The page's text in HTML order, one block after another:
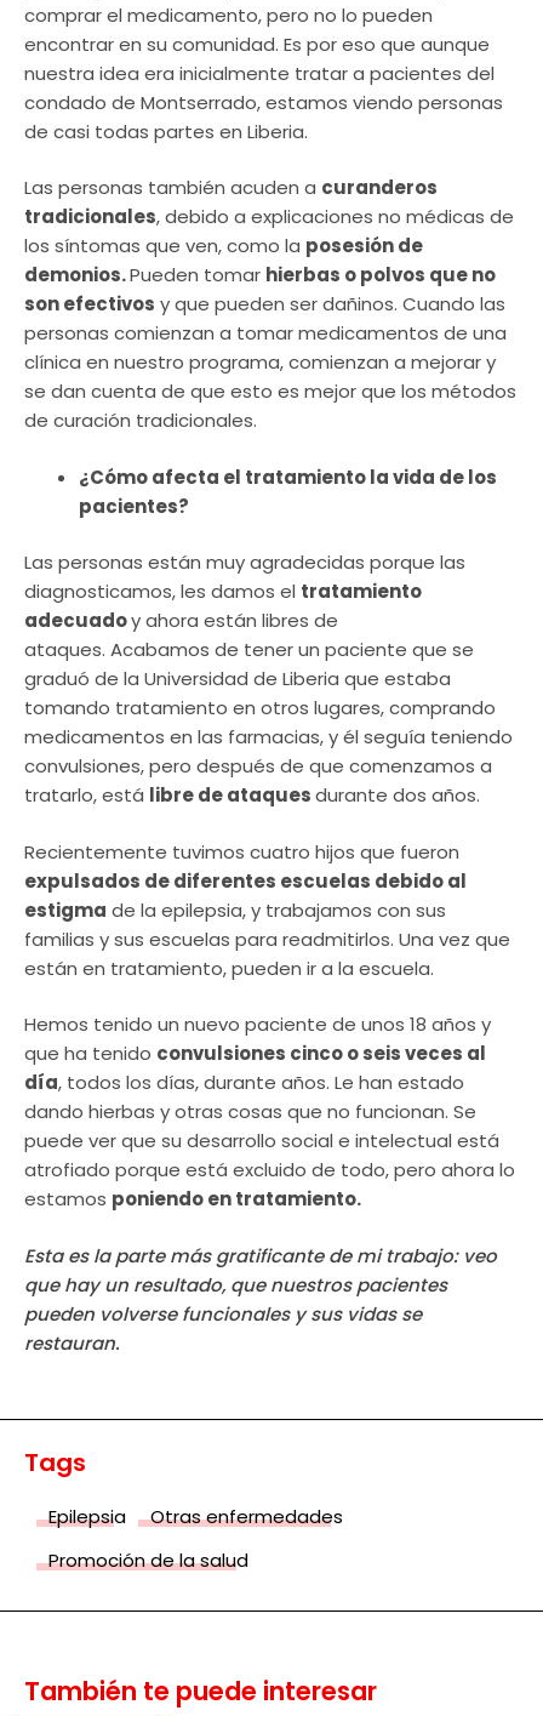
comprar el medicamento, pero no lo pueden
encontrar en su comunidad. Es por eso que aunque
nuestra idea era inicialmente tratar a pacientes del
condado de Montserrado, estamos viendo personas
de casi todas partes en Liberia.
Las personas también acuden a curanderos
tradicionales, debido a explicaciones no médicas de
los síntomas que ven, como la posesión de
demonios.Pueden tomar hierbas o polvos que no
son efectivos y que pueden ser dañinos. Cuando las
personas comienzan a tomar medicamentos de una
clínica en nuestro programa, comienzan a mejorar y
se dan cuenta de que esto es mejor que los métodos
de curación tradicionales.
¿Cómo afecta el tratamiento la vida de los
pacientes?
Las personas están muy agradecidas porque las
diagnosticamos, les damos el tratamiento
adecuadoy ahora están libres de
ataques. Acabamos de tener un paciente que se
graduó de la Universidad de Liberia que estaba
tomando tratamiento en otros lugares, comprando
medicamentos en las farmacias, y él seguía teniendo
convulsiones, pero después de que comenzamos a
tratarlo, está libre de ataquesdurante dos años.
Recientemente tuvimos cuatro hijos que fueron
expulsados de diferentes escuelas debido al
estigma de la epilepsia, y trabajamos con sus
familias y sus escuelas para readmitirlos. Una vez que
están en tratamiento, pueden ir a la escuela.
Hemos tenido un nuevo paciente de unos 18 años y
que ha tenido convulsiones cinco o seis veces al
día, todos los días, durante años. Le han estado
dando hierbas y otras cosas que no funcionan. Se
puede ver que su desarrollo social e intelectual está
atrofiado porque está excluido de todo, pero ahora lo
estamos poniendo en tratamiento.
Esta es la parte más gratificante de mi trabajo: veo
que hay un resultado, que nuestros pacientes
pueden volverse funcionales y sus vidas se
restauran.
Tags
Epilepsia
Otras enfermedades
Promoción de la salud
También te puede interesar